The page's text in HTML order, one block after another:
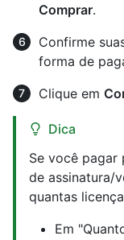
Comprar.
Confirme
forma de
Clique em
Dica
Se você pagar
de assinatura/
quantas
Em